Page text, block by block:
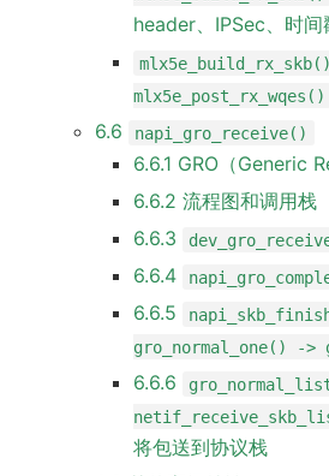
header、IPSec、时间
mlx5e_post_rx_wqes()
6.6
napi_gro_receive()
6.6.1 GRO（Generic
6.6.2 流程图和调用栈
6.6.3
6.6.4
6.6.5
gro_normal_one() -
6.6.6
将包送到协议栈